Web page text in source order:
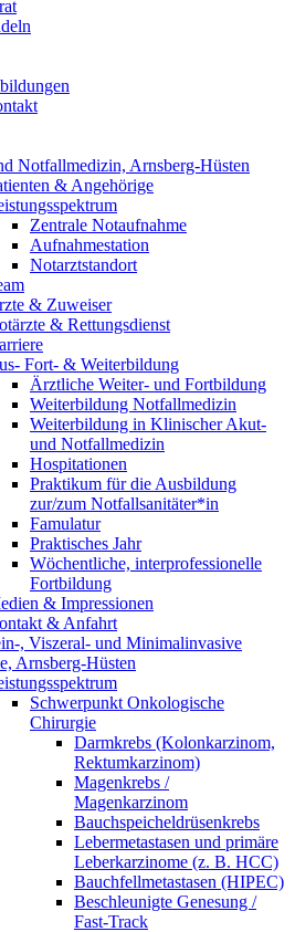
Notfallmedizin, Arnsberg-Hüsten
& Angehörige
Zentrale Notaufnahme
Aufnahmestation
Notarztstandort
& Zuweiser
& Rettungsdienst
Fort- & Weiterbildung
Ärztliche Weiter- und Fortbildung
Weiterbildung Notfallmedizin
Weiterbildung in Klinischer Akut-
und Notfallmedizin
Hospitationen
Praktikum für die Ausbildung
zur/zum Notfallsanitäter*in
Famulatur
Praktisches Jahr
Wöchentliche, interprofessionelle
Fortbildung
& Impressionen
& Anfahrt
, Viszeral- und Minimalinvasive
Arnsberg-Hüsten
Schwerpunkt Onkologische
Chirurgie
Darmkrebs (Kolonkarzinom,
Rektumkarzinom)
Magenkrebs /
Magenkarzinom
Bauchspeicheldrüsenkrebs
Lebermetastasen und primäre
Leberkarzinome (z. B. HCC)
Bauchfellmetastasen (HIPEC)
Beschleunigte Genesung /
Fast-Track